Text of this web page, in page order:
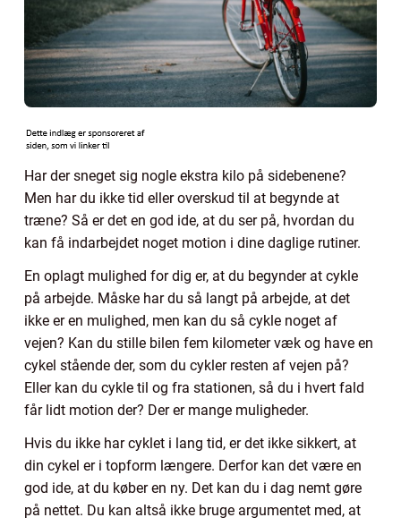
Har der sneget sig nogle ekstra kilo på sidebenene?
Men har du ikke tid eller overskud til at begynde at
træne? Så er det en god ide, at du ser på, hvordan du
kan få indarbejdet noget motion i dine daglige rutiner.
En oplagt mulighed for dig er, at du begynder at cykle
på arbejde. Måske har du så langt på arbejde, at det
ikke er en mulighed, men kan du så cykle noget af
vejen? Kan du stille bilen fem kilometer væk og have en
cykel stående der, som du cykler resten af vejen på?
Eller kan du cykle til og fra stationen, så du i hvert fald
får lidt motion der? Der er mange muligheder.
Hvis du ikke har cyklet i lang tid, er det ikke sikkert, at
din cykel er i topform længere. Derfor kan det være en
god ide, at du køber en ny. Det kan du i dag nemt gøre
på nettet. Du kan altså ikke bruge argumentet med, at